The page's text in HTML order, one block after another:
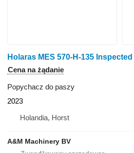
Holaras MES 570-H-135 Inspected
Cena na żądanie
Popychacz do paszy
2023
Holandia, Horst
A&M Machinery BV